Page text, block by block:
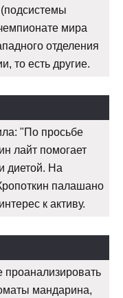
мира
отделения
то есть другие.
"По просьбе
лайт помогает
диетой. На
палашано
к активу.
проанализировать
мандарина,